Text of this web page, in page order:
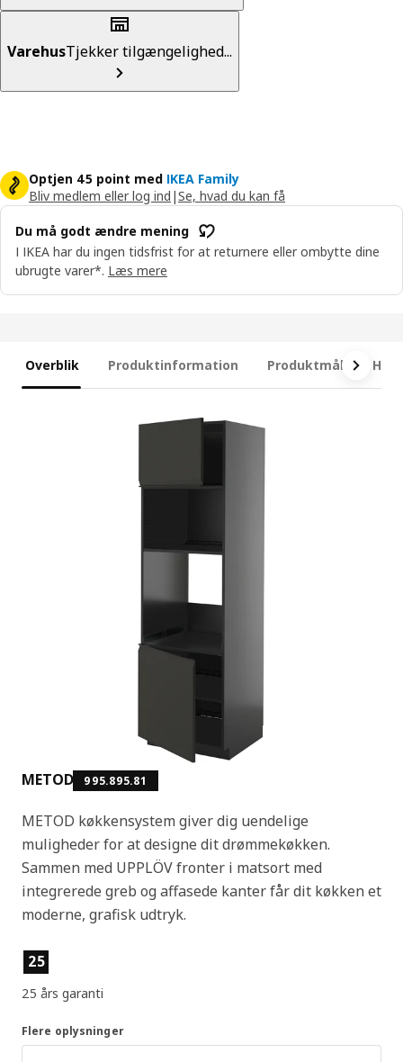
VarehusTjekker tilgængelighed...
Optjen 45 point med IKEA Family
Bliv medlem eller log ind |Se, hvad du kan få
Du må godt ændre mening
I IKEA har du ingen tidsfrist for at returnere eller ombytte dine
ubrugte varer*. Læs mere
Overblik Produktinformation Produktmål
METOD 995.895.81
METOD køkkensystem giver dig uendelige
muligheder for at designe dit drømmekøkken.
Sammen med UPPLÖV fronter i matsort med
integrerede greb og affasede kanter får dit køkken et
moderne, grafisk udtryk.
Produktfunktioner
25
25 års garanti
Flere oplysninger